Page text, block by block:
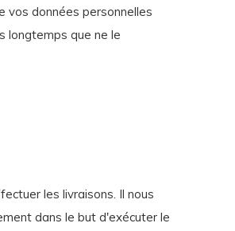
vos données personnelles
longtemps que ne le
les livraisons. Il nous
dans le but d'exécuter le